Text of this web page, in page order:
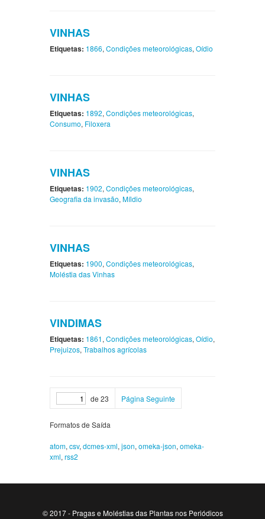
VINHAS
Etiquetas: 1866, Condições meteorológicas, Oídio
VINHAS
Etiquetas: 1892, Condições meteorológicas,
Consumo, Filoxera
VINHAS
Etiquetas: 1902, Condições meteorológicas,
Geografia da invasão, Míldio
VINHAS
Etiquetas: 1900, Condições meteorológicas,
Moléstia das Vinhas
VINDIMAS
Etiquetas: 1861, Condições meteorológicas, Oídio,
Prejuizos, Trabalhos agrícolas
de 23 Página Seguinte
Formatos de Saída
atom, csv, dcmes-xml, json, omeka-json, omeka-
xml, rss2
© 2017 - Pragas e Moléstias das Plantas nos Periódicos